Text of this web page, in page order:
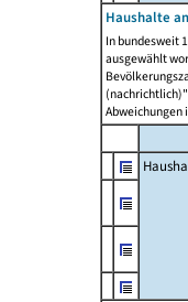
Haushalte
In bundesweit
ausgewählt
Abweichungen